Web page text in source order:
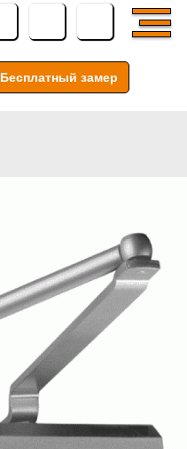
Бесплатный замер